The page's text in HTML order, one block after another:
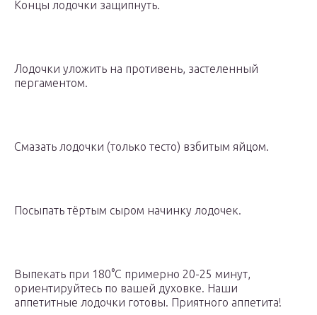
Концы лодочки защипнуть.
Лодочки уложить на противень, застеленный
пергаментом.
Смазать лодочки (только тесто) взбитым яйцом.
Посыпать тёртым сыром начинку лодочек.
Выпекать при 180°С примерно 20-25 минут,
ориентируйтесь по вашей духовке. Наши
аппетитные лодочки готовы. Приятного аппетита!